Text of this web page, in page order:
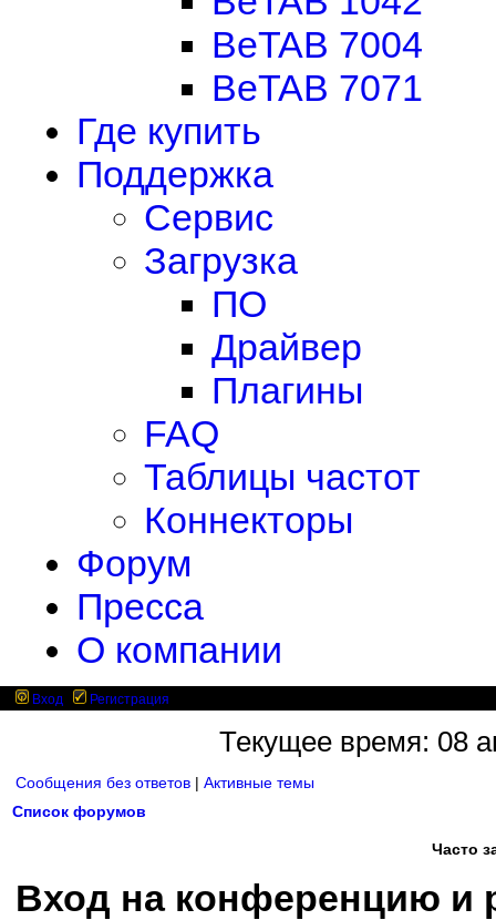
BeTAB 7004
BeTAB 7071
Где купить
Поддержка
Сервис
Загрузка
ПО
Драйвер
Плагины
FAQ
Таблицы частот
Коннекторы
Форум
Пресса
О компании
Вход Регистрация
Текущее время: 08
Сообщения без ответов | Активные темы
Список форумов
Часто
Вход на конференцию и